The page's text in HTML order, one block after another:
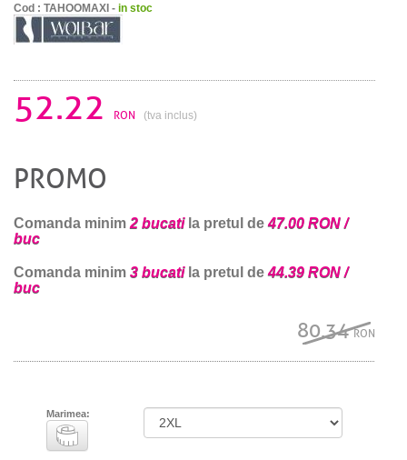
Cod : TAHOOMAXI - in stoc
52.22 RON (tva inclus)
PROMO
Comanda minim 2 bucatila pretul de47.00 RON /
buc
Comanda minim 3 bucatila pretul de44.39 RON /
buc
80.34RON
Marimea: